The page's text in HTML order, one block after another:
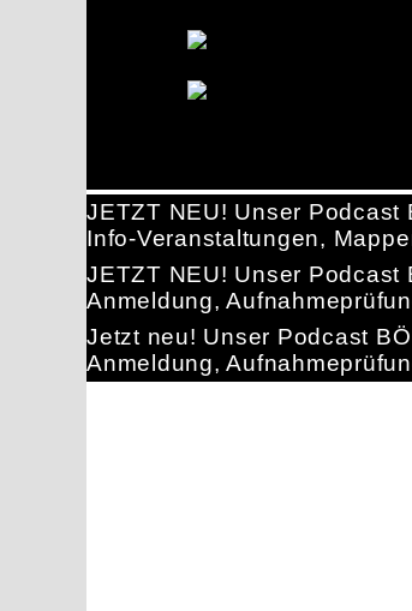
JETZT NEU! Unser Podcast
Info-Veranstaltungen,
JETZT NEU! Unser Podcast
Anmeldung,
Jetzt neu! Unser Podcast
Anmeldung,